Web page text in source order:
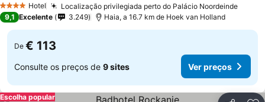
4 EstrelasHotel Localização privilegiada perto do Palácio Noordeinde
9,1 Excelente 3.249 Haia, a 16.7 km de Hoek van Holland
De € 113
Consulte os preços de 9 sites Ver preços
Escolha popular